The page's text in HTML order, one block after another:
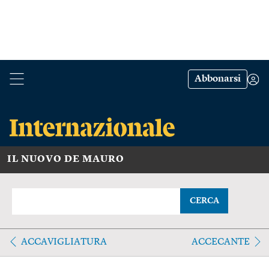
Abbonarsi
IL NUOVO DE MAURO
CERCA
ACCAVIGLIATURA ACCECANTE